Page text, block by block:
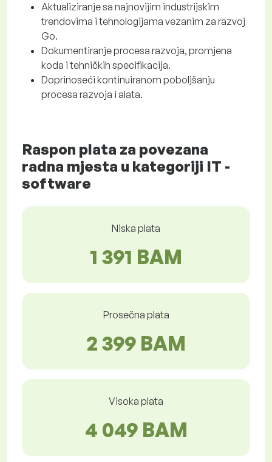
Aktualiziranje sa najnovijim industrijskim
trendovima i tehnologijama vezanim za razvoj
Go.
Dokumentiranje procesa razvoja, promjena
koda i tehničkih specifikacija.
Doprinoseći kontinuiranom poboljšanju
procesa razvoja i alata.
Raspon plata za povezana
radna mjesta u kategoriji IT -
software
Niska plata
1 391 BAM
Prosečna plata
2 399 BAM
Visoka plata
4 049 BAM